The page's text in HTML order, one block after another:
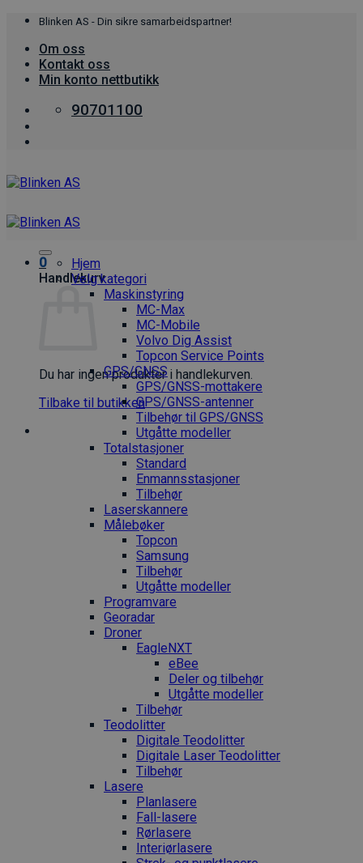
Skip
content
Blinken AS - Din sikre samarbeidspartner!
Om oss
Kontakt oss
Min konto nettbutikk
90701100
0
Handlekurv
Du har ingen produkter i handlekurven.
Tilbake til butikken
Hjem
Velg kategori
Maskinstyring
MC-Max
MC-Mobile
Volvo Dig Assist
Topcon Service Points
GPS/GNSS
GPS/GNSS-mottakere
GPS/GNSS-antenner
Tilbehør til GPS/GNSS
Utgåtte modeller
Totalstasjoner
Standard
Enmannsstasjoner
Tilbehør
Laserskannere
Målebøker
Topcon
Samsung
Tilbehør
Utgåtte modeller
Programvare
Georadar
Droner
EagleNXT
eBee
Deler og tilbehør
Utgåtte modeller
Tilbehør
Teodolitter
Digitale Teodolitter
Digitale Laser Teodolitter
Tilbehør
Lasere
Planlasere
Fall-lasere
Rørlasere
Interiør­lasere